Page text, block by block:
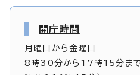
開庁時間
月曜日から金曜日
8時30分から17時15分まで